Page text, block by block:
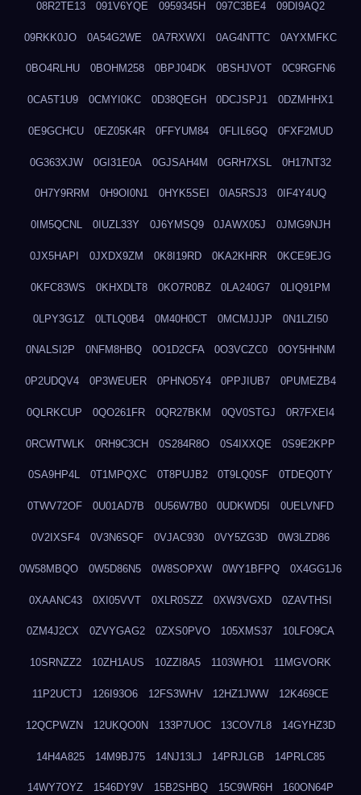
08R2TE13 091V6YQE 0959345H 097C3BE4 09DI9AQ2
09RKK0JO 0A54G2WE 0A7RXWXI 0AG4NTTC 0AYXMFKC
0BO4RLHU 0BOHM258 0BPJ04DK 0BSHJVOT 0C9RGFN6
0CA5T1U9 0CMYI0KC 0D38QEGH 0DCJSPJ1 0DZMHHX1
0E9GCHCU 0EZ05K4R 0FFYUM84 0FLIL6GQ 0FXF2MUD
0G363XJW 0GI31E0A 0GJSAH4M 0GRH7XSL 0H17NT32
0H7Y9RRM 0H9OI0N1 0HYK5SEI 0IA5RSJ3 0IF4Y4UQ
0IM5QCNL 0IUZL33Y 0J6YMSQ9 0JAWX05J 0JMG9NJH
0JX5HAPI 0JXDX9ZM 0K8I19RD 0KA2KHRR 0KCE9EJG
0KFC83WS 0KHXDLT8 0KO7R0BZ 0LA240G7 0LIQ91PM
0LPY3G1Z 0LTLQ0B4 0M40H0CT 0MCMJJJP 0N1LZI50
0NALSI2P 0NFM8HBQ 0O1D2CFA 0O3VCZC0 0OY5HHNM
0P2UDQV4 0P3WEUER 0PHNO5Y4 0PPJIUB7 0PUMEZB4
0QLRKCUP 0QO261FR 0QR27BKM 0QV0STGJ 0R7FXEI4
0RCWTWLK 0RH9C3CH 0S284R8O 0S4IXXQE 0S9E2KPP
0SA9HP4L 0T1MPQXC 0T8PUJB2 0T9LQ0SF 0TDEQ0TY
0TWV72OF 0U01AD7B 0U56W7B0 0UDKWD5I 0UELVNFD
0V2IXSF4 0V3N6SQF 0VJAC930 0VY5ZG3D 0W3LZD86
0W58MBQO 0W5D86N5 0W8SOPXW 0WY1BFPQ 0X4GG1J6
0XAANC43 0XI05VVT 0XLR0SZZ 0XW3VGXD 0ZAVTHSI
0ZM4J2CX 0ZVYGAG2 0ZXS0PVO 105XMS37 10LFO9CA
10SRNZZ2 10ZH1AUS 10ZZI8A5 1103WHO1 11MGVORK
11P2UCTJ 126I93O6 12FS3WHV 12HZ1JWW 12K469CE
12QCPWZN 12UKQO0N 133P7UOC 13COV7L8 14GYHZ3D
14H4A825 14M9BJ75 14NJ13LJ 14PRJLGB 14PRLC85
14WY7OYZ 1546DY9V 15B2SHBQ 15C9WR6H 160ON64P